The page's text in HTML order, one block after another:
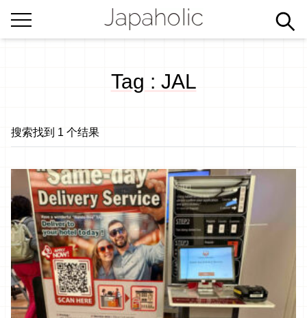
Tag : JAL
搜索找到 1 个结果